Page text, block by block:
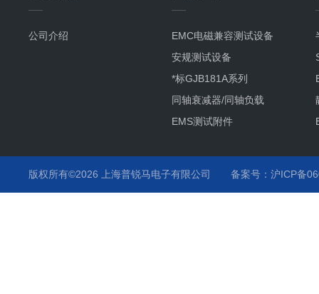
公司介绍
EMC电磁兼容测试设备
安规测试设备
*标GJB181A系列
同轴衰减器/同轴负载
EMS测试附件
版权所有©2026 上海普锐马电子有限公司 备案号：沪ICP备